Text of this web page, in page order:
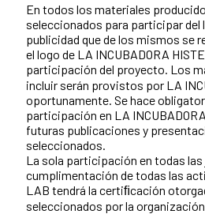
En todos los materiales
seleccionados para participar del
publicidad que de los mismos se
el logo de LA INCUBADORA
participación del proyecto. Los
incluir serán provistos por LA
oportunamente. Se hace
participación en LA
futuras publicaciones y
seleccionados.
La sola participación en todas las
cumplimentación de todas las
LAB tendrá la certiﬁcación
seleccionados por la organización.